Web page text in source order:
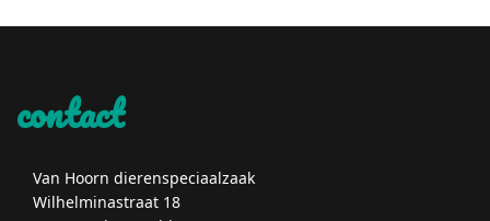
contact
Van Hoorn dierenspeciaalzaak
Wilhelminastraat 18